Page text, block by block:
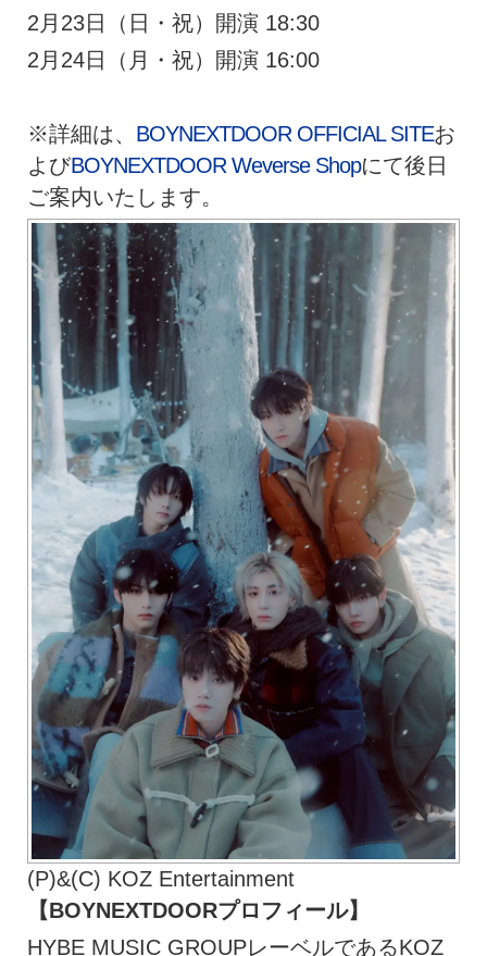
2月23日（日・祝）開演 18:30
2月24日（月・祝）開演 16:00
※詳細は、 BOYNEXTDOOR OFFICIAL SITEお
よびBOYNEXTDOOR Weverse Shopにて後日
ご案内いたします。
(P)&(C) KOZ Entertainment
【BOYNEXTDOORプロフィール】
HYBE MUSIC GROUPレーベルであるKOZ